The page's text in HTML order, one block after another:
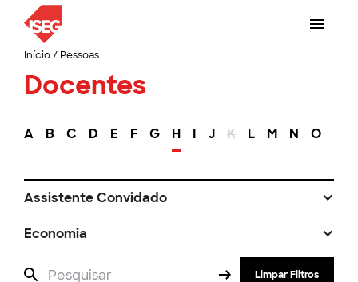
Início/ Pessoas
Docentes
A B C D E F G H I J K L M N O
Assistente Convidado
Economia
Limpar Filtros